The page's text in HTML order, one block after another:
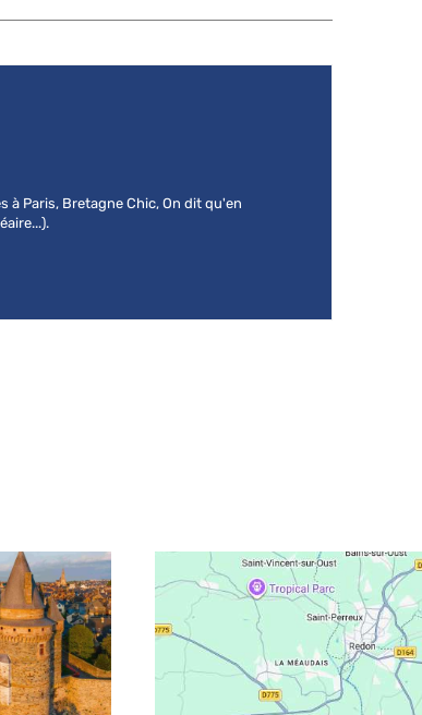
Paris, Bretagne Chic, On dit qu'en